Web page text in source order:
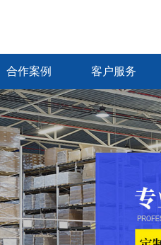
合作案例 客户服务